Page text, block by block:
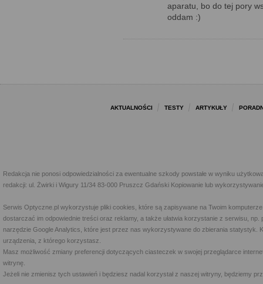
aparatu, bo do tej pory
oddam :)
AKTUALNOŚCI TESTY ARTYKUŁY
Redakcja nie ponosi odpowiedzialności za ewentualne szkody powstałe w wyniku
redakcji: ul. Żwirki i Wigury 11/34 83-000 Pruszcz Gdański Kopiowanie lub
Serwis Optyczne.pl wykorzystuje pliki cookies, które są zapisywane na Twoim
dostarczać im odpowiednie treści oraz reklamy, a także ułatwia korzystanie z serwisu,
narzędzie Google Analytics, które jest przez nas wykorzystywane do zbierania statystyk.
urządzenia, z którego korzystasz.
Masz możliwość zmiany preferencji dotyczących ciasteczek w swojej przeglądarce
witrynę.
Jeżeli nie zmienisz tych ustawień i będziesz nadal korzystał z naszej witryny, będziemy